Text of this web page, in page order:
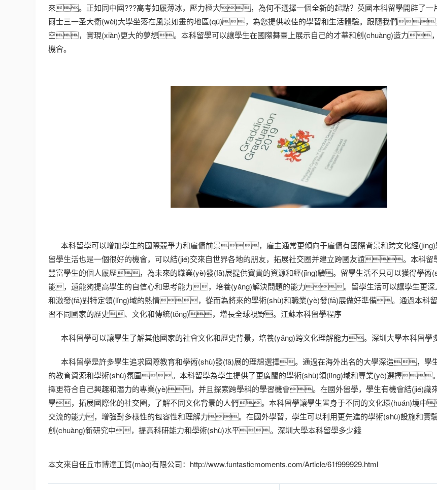
來。正如同中國???高考如履薄冰，壓力極大，為何不選擇一個全新的起點？英國本科留學開辟了
爾士三一圣大衛(wèi)大學坐落在風景如畫的地區(qū)，為您提供較佳的學習和生活體驗。跟隨我們
空，實現(xiàn)更大的夢想。本科留學可以讓學生在國際舞臺上展示自己的才華和創(chuàng)造力
機會。
本科留學可以增加學生的國際競爭力和雇傭前景，雇主通常更傾向于雇傭有國際背景和跨文化經
留學生活也是一個很好的機會，可以結(jié)交來自世界各地的朋友，拓展社交圈并建立跨國友誼。本科留
豐富學生的個人履歷，為未來的職業(yè)發(fā)展提供寶貴的資源和經(jīng)驗。留學生活不只可以獲得學術
能，還能夠提高學生的自信心和思考能力，培養(yǎng)解決問題的能力。留學生活可以讓學生更深
和激發(fā)對特定領(lǐng)域的熱情，從而為將來的學術(shù)和職業(yè)發(fā)展做好準備。通過本科
習不同國家的歷史、文化和傳統(tǒng)，增長全球視野。江蘇本科留學程序
本科留學可以讓學生了解其他國家的社會文化和歷史背景，培養(yǎng)跨文化理解能力。深圳大學本科留學
本科留學是許多學生追求國際教育和學術(shù)發(fā)展的理想選擇。通過在海外出名的大學深造，學
的教育資源和學術(shù)氛圍。本科留學為學生提供了更廣闊的學術(shù)領(lǐng)域和專業(yè)選擇
擇更符合自己興趣和潛力的專業(yè)，并且探索跨學科的學習機會。在國外留學，學生有機會結(jié)識
學，拓展國際化的社交圈，了解不同文化背景的人們。本科留學讓學生置身于不同的文化環(huán)境中
交流的能力，增強對多樣性的包容性和理解力。在國外學習，學生可以利用更先進的學術(shù)設施和
創(chuàng)新研究中，提高科研能力和學術(shù)水平。深圳大學本科留學多少錢
本文來自任丘市博達工貿(mào)有限公司：http://www.funtasticmoments.com/Article/61f999929.html